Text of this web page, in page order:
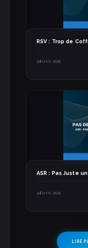
RSV : Trop de
Juillet 6, 2025
ASR : Pas Juste
Juillet 6, 2025
LIRE